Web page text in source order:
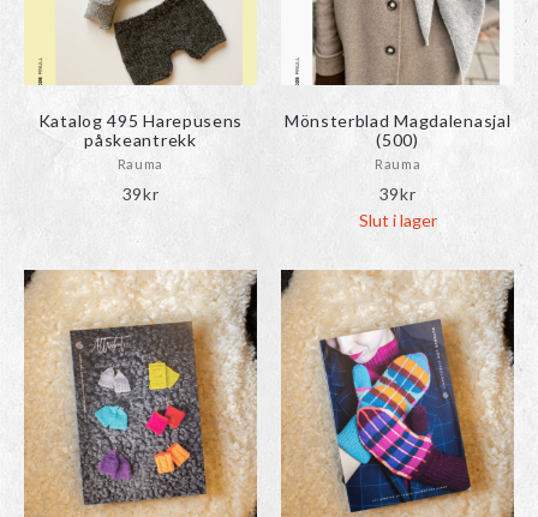
Katalog 495 Harepusens
påskeantrekk
Rauma
39kr
Mönsterblad Magdalenasjal
(500)
Rauma
39kr
Slut i lager